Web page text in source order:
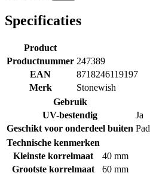
Specificaties
Product
Productnummer 247389
EAN
8718246119197
Merk
Stonewish
Gebruik
UV-bestendig
Ja
Geschikt voor onderdeel buiten Pad
Technische kenmerken
Kleinste korrelmaat
40 mm
Grootste korrelmaat
60 mm